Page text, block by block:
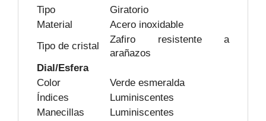
Tipo
Giratorio
Material
Acero inoxidable
Tipo de cristal
Zafiro resistente a
arañazos
Dial/Esfera
Color
Verde esmeralda
Índices
Luminiscentes
Manecillas
Luminiscentes